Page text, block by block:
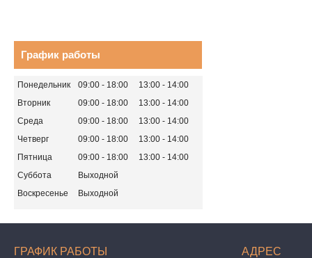
График работы
Понедельник 09:00 18:00 13:00
14:00
Вторник
09:00 18:00 13:00
14:00
Среда
09:00 18:00 13:00
14:00
Четверг
09:00 18:00 13:00
14:00
Пятница
09:00 18:00 13:00
14:00
Суббота
Выходной
Воскресенье
Выходной
ГРАФИК РАБОТЫ